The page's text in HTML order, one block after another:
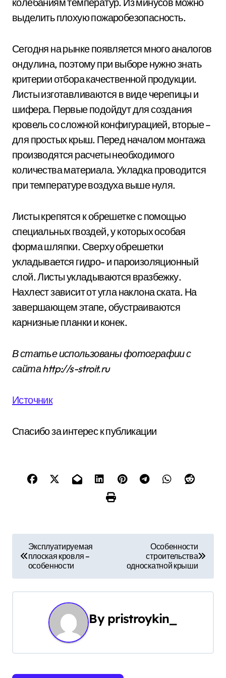
выделить плохую пожаробезопасность.
Сегодня на рынке появляется много аналогов
ондулина, поэтому при выборе нужно знать
критерии отбора качественной продукции.
Листы изготавливаются в виде черепицы и
шифера. Первые подойдут для создания
кровель со сложной конфигурацией, вторые –
для простых крыш. Перед началом монтажа
производятся расчеты необходимого
количества материала. Укладка проводится
при температуре воздуха выше нуля.
Листы крепятся к обрешетке с помощью
специальных гвоздей, у которых особая
форма шляпки. Сверху обрешетки
укладывается гидро- и пароизоляционный
слой. Листы укладываются вразбежку.
Нахлест зависит от угла наклона ската. На
завершающем этапе, обустраиваются
карнизные планки и конек.
В статье использованы фотографии с
сайтаhttp://s-stroit.ru
Источник
Спасибо за интерес к публикации
в
Эксплуатируемая
плоская кровля –
особенности
Особенности
строительства
односкатной крыши
By pristroykin_